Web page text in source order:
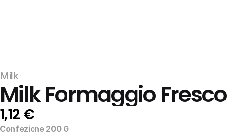
Milk
Milk Formaggio Fresco
1,12 €
Confezione 200 G